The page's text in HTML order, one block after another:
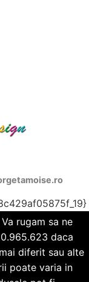
rugam sa ne
daca
diferit sau alte
poate varia in